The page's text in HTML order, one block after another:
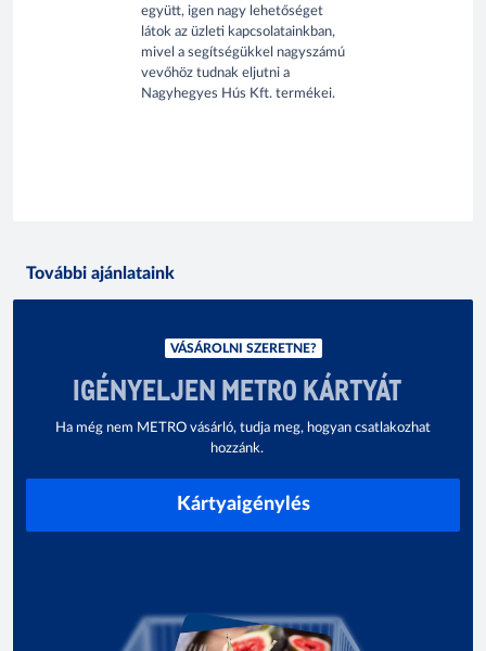
együtt, igen nagy lehetőséget
látok az üzleti kapcsolatainkban,
mivel a segítségükkel nagyszámú
vevőhöz tudnak eljutni a
Nagyhegyes Hús Kft. termékei.
További ajánlataink
VÁSÁROLNI SZERETNE?
IGÉNYELJEN METRO KÁRTYÁT
Ha még nem METRO vásárló, tudja meg, hogyan csatlakozhat
hozzánk.
Kártyaigénylés